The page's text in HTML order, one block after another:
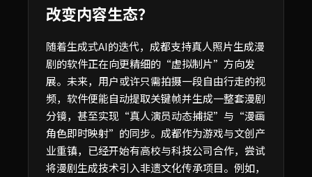
改变内容生态？
随着生成式AI的迭代，成都支持真人照片生成漫
剧的软件正在向更精细的“虚拟制片”方向发
展。未来，用户或许只需拍摄一段自由行走的视
频，软件便能自动提取关键帧并生成一整套漫剧
分镜，甚至实现“真人演员动态捕捉”与“漫画
角色即时映射”的同步。成都作为游戏与文创产
业重镇，已经开始有高校与科技公司合作，尝试
将漫剧生成技术引入非遗文化传承项目。例如，